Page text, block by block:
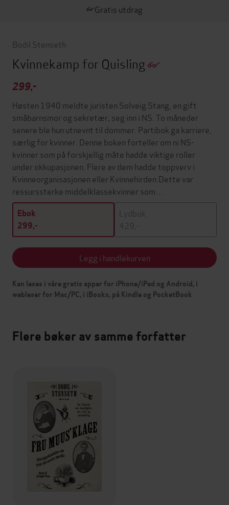
Gratis utdrag
Bodil Stenseth
Kvinnekamp for Quisling
299,-
Høsten 1940 meldte juristen Solveig Stang, en gift
småbarnsmor og sekretær, seg inn i NS. To måneder
senere ble hun utnevnt til dommer. Partibok ga karriere,
særlig for kvinner. Denne boken forteller om ni NS-
kvinner som på forskjellig måte hadde viktige roller
under okkupasjonen. Flere av dem hadde toppverv i
Kvinneorganisasjonen eller Kvinnehirden.Dette var
ressurssterke middelklassekvinner som…
Ebok
299,-
Lydbok
429,-
Legg i handlekurven
Kan leses i våre gratis apper for iPhone/iPad og Android, i
webleser for Mac/PC, i iBooks, på Kindle og PocketBook
Flere bøker av samme forfatter